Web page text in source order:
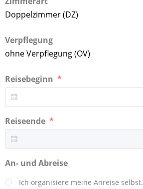
Doppelzimmer (DZ)
Verpflegung
ohne Verpflegung (OV)
Reisebeginn
Reiseende
An- und Abreise
Ich organisiere meine Anreise selbst.